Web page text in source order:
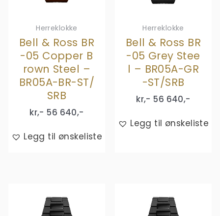
Herreklokke
Bell & Ross BR
-05 Copper B
rown Steel –
BR05A-BR-ST/
SRB
kr,- 56 640,-
Legg til ønskeliste
Herreklokke
Bell & Ross BR
-05 Grey Stee
l – BR05A-GR
-ST/SRB
kr,- 56 640,-
Legg til ønskeliste